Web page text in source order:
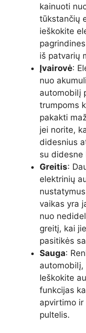
kainuoti
tūkstančių
ieškokite
iš patvarių
Įvairovė:
nuo
automobilį
trumpoms
pakakti
jei norite,
didesnius
su didesne
Greitis:
elektrinių
vaikas yra
nuo
greitį, kai
pasitikės
Sauga:
automobilį,
Ieškokite
funkcijas
apvirtimo
pultelis.